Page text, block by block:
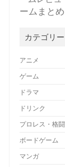
ームまとめ
カテゴリー
アニメ
ゲーム
ドラマ
ドリンク
プロレス・格
ボードゲーム
マンガ